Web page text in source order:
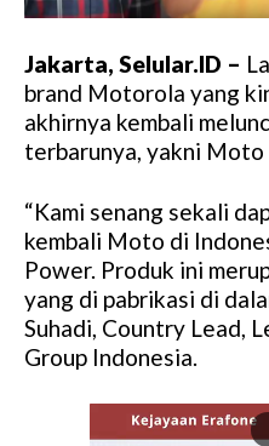
Jakarta, Selular.ID –
brand Motorola yang
akhirnya kembali
terbarunya, yakni Moto
“Kami senang sekali
kembali Moto di
Power. Produk ini
yang di pabrikasi di
Suhadi, Country Lead,
Group Indonesia.